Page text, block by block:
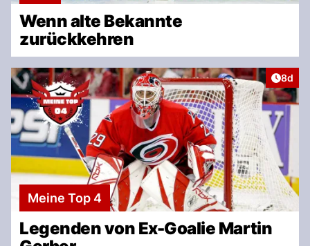
Wenn alte Bekannte
zurückkehren
8d
Meine Top 4
Legenden von Ex-Goalie Martin